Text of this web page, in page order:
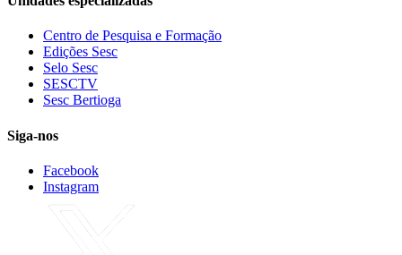
Centro de Pesquisa e Formação
Edições Sesc
Selo Sesc
SESCTV
Sesc Bertioga
Siga-nos
Facebook
Instagram